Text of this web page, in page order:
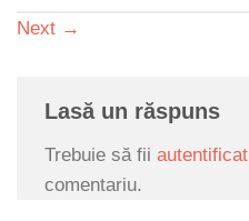
Next →
Lasă un răspuns
Trebuie să fii autentificat
comentariu.